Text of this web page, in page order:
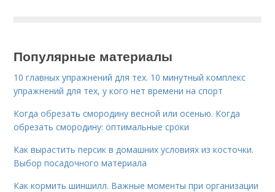
Популярные материалы
10 главных упражнений для тех. 10 минутный комплекс
упражнений для тех, у кого нет времени на спорт
Когда обрезать смородину весной или осенью. Когда
обрезать смородину: оптимальные сроки
Как вырастить персик в домашних условиях из косточки.
Выбор посадочного материала
Как кормить шиншилл. Важные моменты при организации